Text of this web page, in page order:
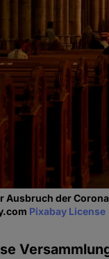
Ausbruch der
Pixabay License